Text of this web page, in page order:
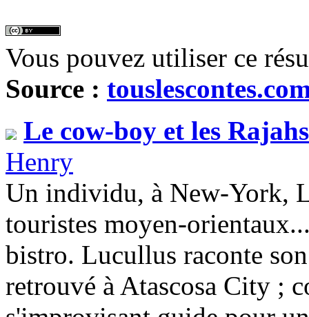
Vous pouvez utiliser ce
Source :
Le cow-boy et les Rajahs
Henry
Un individu, à New-York,
touristes moyen-
bistro. Lucullus raconte
retrouvé à Atascosa City ;